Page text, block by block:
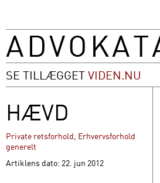
SE TILLÆGGETVIDEN.NU
HÆVD
Private retsforhold Erhvervsforhold
generelt
Artiklens dato: 22. jun 2012